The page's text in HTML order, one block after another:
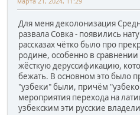
Для меня деколонизация
развала Совка - появились
рассказах чётко было про
родине, особенно в
жёсткую деруссификацию,
бежать. В основном это было
"узбеки" были, причём
мероприятия перехода на
узбекским эти русские